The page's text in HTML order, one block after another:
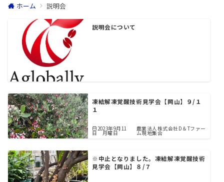
ホーム 説明会
説明会について
凍結解凍覚醒技術見学会【岡山】９/１
１
2023年9月11
日 月曜日
農業法人株式会社D＆Tファー
ム現地集合
※中止となりました。凍結解凍覚醒技術
見学会【岡山】８/７